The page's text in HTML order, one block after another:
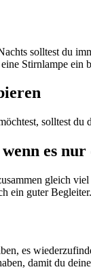
solltest du
Stirnlampe
solltest
es
gleich
ein guter Begleiter.
es
damit du